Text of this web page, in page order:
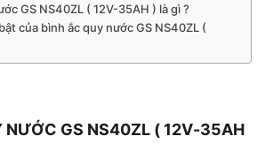
GS NS40ZL ( 12V-35AH ) là gì ?
của bình ắc quy nước GS NS40ZL (
NƯỚC GS NS40ZL ( 12V-35AH